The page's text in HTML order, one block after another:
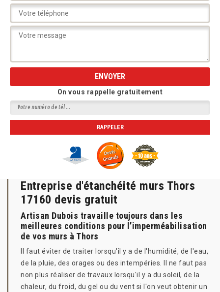
On vous rappelle gratuitement
Entreprise d'étanchéité murs Thors
17160 devis gratuit
Artisan Dubois travaille toujours dans les
meilleures conditions pour l’imperméabilisation
de vos murs à Thors
Il faut éviter de traiter lorsqu'il y a de l'humidité, de l'eau,
de la pluie, des orages ou des intempéries. Il ne faut pas
non plus réaliser de travaux lorsqu'il y a du soleil, de la
chaleur, du froid, du gel ou du vent si l'on veut obtenir un